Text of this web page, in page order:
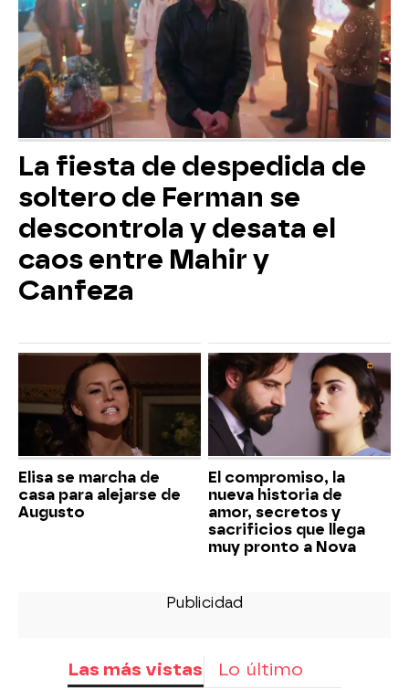
La fiesta de despedida de
soltero de Ferman se
descontrola y desata el
caos entre Mahir y
Canfeza
Elisa se marcha de
casa para alejarse de
Augusto
El compromiso, la
nueva historia de
amor, secretos y
sacrificios que llega
muy pronto a Nova
Las más vistas Lo último